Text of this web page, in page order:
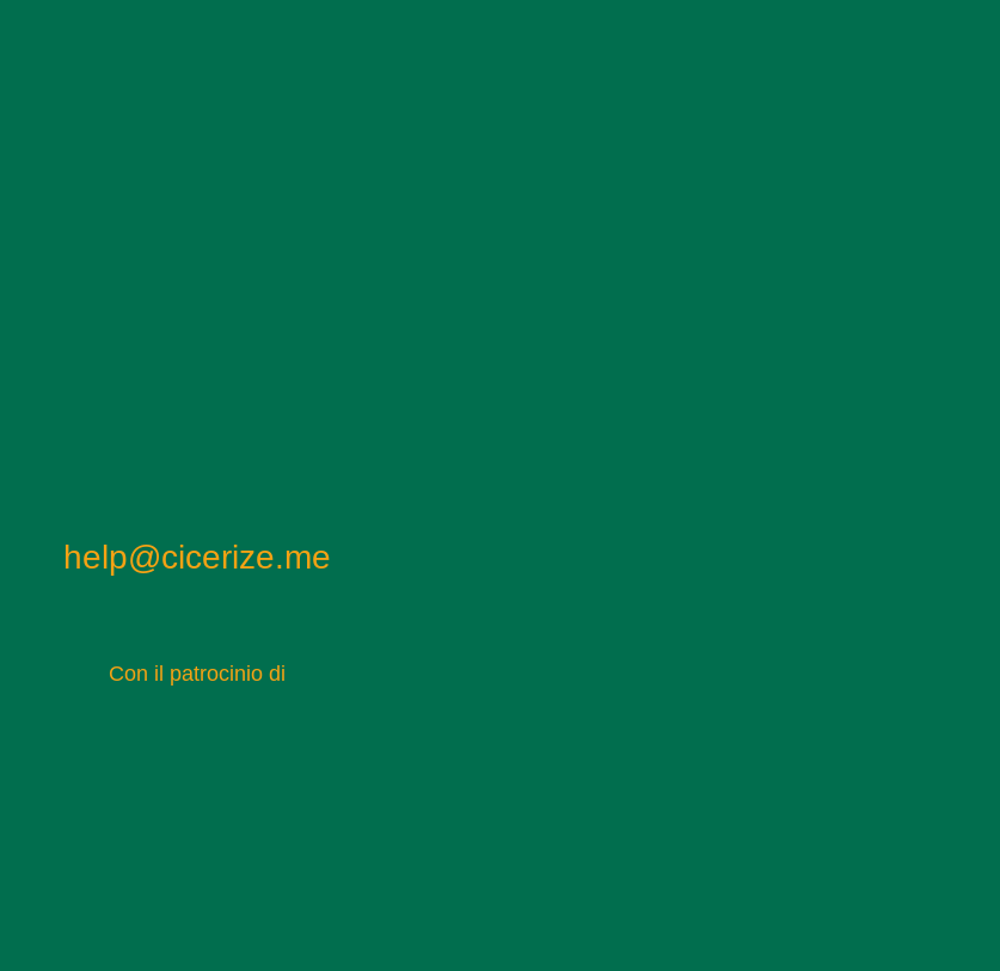
help@cicerize.me
Con il patrocinio di